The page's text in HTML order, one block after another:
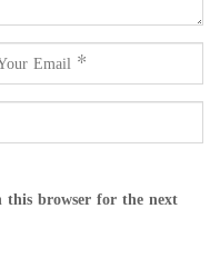
this browser for the next